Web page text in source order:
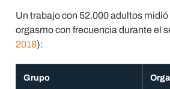
Un trabajo con 52.000 adultos
orgasmo con frecuencia durante el
2018):
Grupo